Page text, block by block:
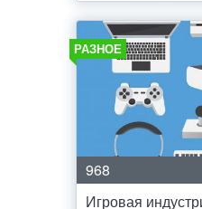
РАЗНОЕ
968
Игровая